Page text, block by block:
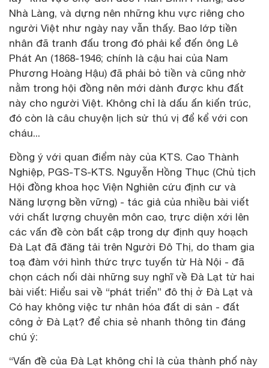
Nhà Làng, và dựng nên những khu vực riêng cho
người Việt như ngày nay vẫn thấy. Bao lớp tiền
nhân đã tranh đấu trong đó phải kể đến ông Lê
Phát An (1868-1946; chính là cậu hai của Nam
Phương Hoàng Hậu) đã phải bỏ tiền và cũng nhờ
nằm trong hội đồng nên mới dành được khu đất
này cho người Việt. Không chỉ là dấu ấn kiến trúc,
đó còn là câu chuyện lịch sử thú vị để kể với con
cháu...
Đồng ý với quan điểm này của KTS. Cao Thành
Nghiệp, PGS-TS-KTS. Nguyễn Hồng Thục (Chủ tịch
Hội đồng khoa học Viện Nghiên cứu định cư và
Năng lượng bền vững) - tác giả của nhiều bài viết
với chất lượng chuyên môn cao, trực diện xới lên
các vấn đề còn bất cập trong dự định quy hoạch
Đà Lạt đã đăng tải trên Người Đô Thị, do tham gia
toạ đàm với hình thức trực tuyến từ Hà Nội - đã
chọn cách nối dài những suy nghĩ về Đà Lạt từ hai
bài viết: Hiểu sai về “phát triển” đô thị ở Đà Lạt và
Có hay không việc tư nhân hóa đất di sản - đất
công ở Đà Lạt? để chia sẻ nhanh thông tin đáng
chú ý:
“Vấn đề của Đà Lạt không chỉ là của thành phố này